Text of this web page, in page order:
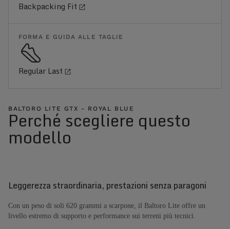
Backpacking Fit
FORMA E GUIDA ALLE TAGLIE
Regular Last
BALTORO LITE GTX - ROYAL BLUE
Perché scegliere questo
modello
Leggerezza straordinaria, prestazioni senza paragoni
Con un peso di soli 620 grammi a scarpone, il Baltoro Lite offre un
livello estremo di supporto e performance sui terreni più tecnici.